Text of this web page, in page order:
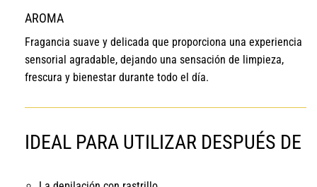
AROMA
Fragancia suave y delicada que proporciona una experiencia
sensorial agradable, dejando una sensación de limpieza,
frescura y bienestar durante todo el día.
IDEAL PARA UTILIZAR DESPUÉS DE